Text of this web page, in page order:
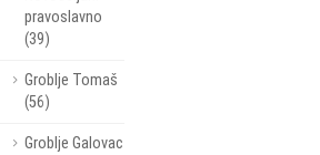
pravoslavno
(39)
Groblje Tomaš
(56)
Groblje Galovac